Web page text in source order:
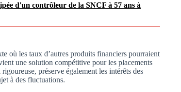
d'un contrôleur de la SNCF à 57 ans à
où les taux d’autres produits financiers pourraient
une solution compétitive pour les placements
préserve également les intérêts des
à des fluctuations.